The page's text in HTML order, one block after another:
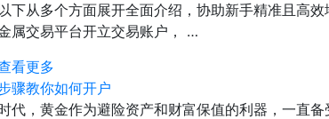
下从多个方面展开全面介绍，协助新手精准且高
属交易平台开立交易账户， …
看更多
骤教你如何开户
代，黄金作为避险资产和财富保值的利器，一直